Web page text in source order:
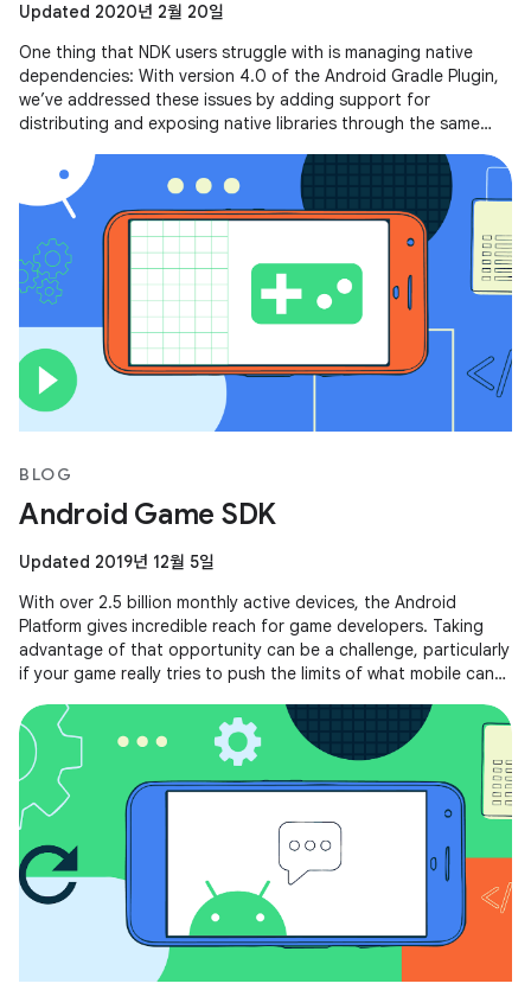
Updated 2020년 2월 20일
One thing that NDK users struggle with is managing native
dependencies: With version 4.0 of the Android Gradle Plugin,
we’ve addressed these issues by adding support for
distributing and exposing native libraries through the same
BLOG
Android Game SDK
Updated 2019년 12월 5일
With over 2.5 billion monthly active devices, the Android
Platform gives incredible reach for game developers. Taking
advantage of that opportunity can be a challenge, particularly
if your game really tries to push the limits of what mobile can